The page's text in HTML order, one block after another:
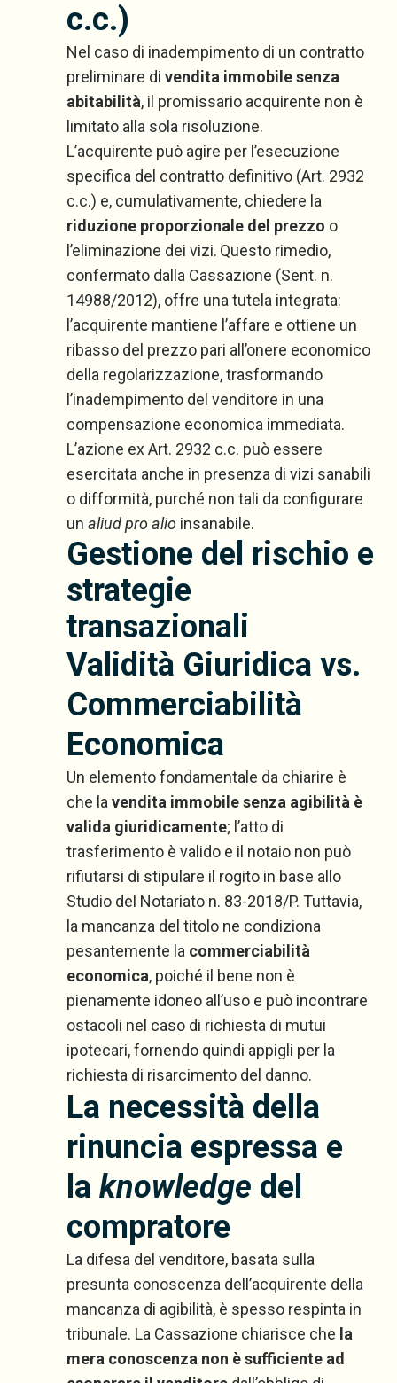
c.c.)
Nel caso di inadempimento di un contratto
preliminare di vendita immobile senza
abitabilità, il promissario acquirente non è
limitato alla sola risoluzione.
L’acquirente può agire per l’esecuzione
specifica del contratto definitivo (Art. 2932
c.c.) e, cumulativamente, chiedere la
riduzione proporzionale del prezzo o
l’eliminazione dei vizi. Questo rimedio,
confermato dalla Cassazione (Sent. n.
14988/2012), offre una tutela integrata:
l’acquirente mantiene l’affare e ottiene un
ribasso del prezzo pari all’onere economico
della regolarizzazione, trasformando
l’inadempimento del venditore in una
compensazione economica immediata.
L’azione ex Art. 2932 c.c. può essere
esercitata anche in presenza di vizi sanabili
o difformità, purché non tali da configurare
un aliud pro alio insanabile.
Gestione del rischio e
strategie
transazionali
Validità Giuridica vs.
Commerciabilità
Economica
Un elemento fondamentale da chiarire è
che lavendita immobile senza agibilità è
valida giuridicamente; l’atto di
trasferimento è valido e il notaio non può
rifiutarsi di stipulare il rogito in base allo
Studio del Notariato n. 83-2018/P. Tuttavia,
la mancanza del titolo ne condiziona
pesantemente la commerciabilità
economica, poiché il bene non è
pienamente idoneo all’uso e può incontrare
ostacoli nel caso di richiesta di mutui
ipotecari, fornendo quindi appigli per la
richiesta di risarcimento del danno.
La necessità della
rinuncia espressa e
la knowledge del
compratore
La difesa del venditore, basata sulla
presunta conoscenza dell’acquirente della
mancanza di agibilità, è spesso respinta in
tribunale. La Cassazione chiarisce che la
mera conoscenza non è sufficiente ad